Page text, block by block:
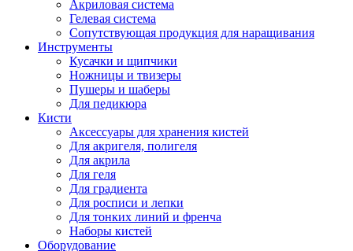
Акриловая система
Гелевая система
Сопутствующая продукция для наращивания
Инструменты
Кусачки и щипчики
Ножницы и твизеры
Пушеры и шаберы
Для педикюра
Кисти
Аксессуары для хранения кистей
Для акригеля, полигеля
Для акрила
Для геля
Для градиента
Для росписи и лепки
Для тонких линий и френча
Наборы кистей
Оборудование